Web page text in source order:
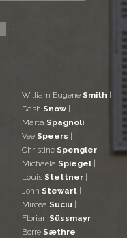
William Eugene Smith
Dash Snow
Marta Spagnoli
Vee Speers
Christine Spengler
Michaela Spiegel
Louis Stettner
John Stewart
Mircea Suciu
Florian Süssmayr
Borre Sæthre